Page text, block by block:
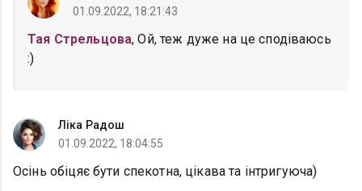
01.09.2022, 18:21:43
Тая Стрельцова, Ой, теж дуже на це сподіваюсь
:)
Ліка Радош
01.09.2022, 18:04:55
Осінь обіцяє бути спекотна, цікава та інтригуюча)